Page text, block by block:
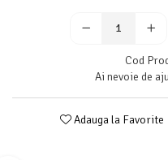
Cod
Ai nevoie de
Adauga la Favorite